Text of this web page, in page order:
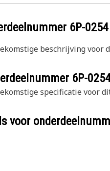
6P-0254
beschrijving voor
6P-
specificatie voor
voor